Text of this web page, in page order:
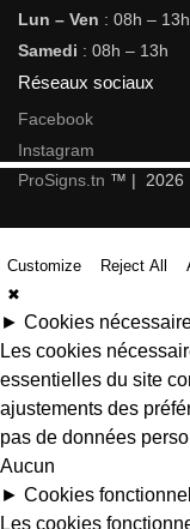
Lun – Ven : 08h –
Samedi : 08h – 13h
Réseaux sociaux
Facebook
Instagram
ProSigns.tn ™ | 2026
Customize Reject All
✖
► Cookies
Les cookies
essentielles du site
ajustements des
pas de données
Aucun
► Cookies
Les cookies